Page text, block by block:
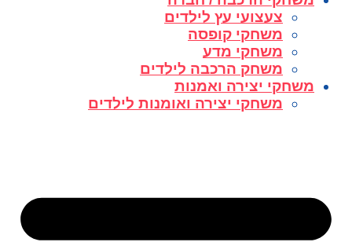
צעצועי עץ לילדים
משחקי קופסה
משחקי מדע
משחק הרכבה לילדים
משחקי יצירה ואמנות
משחקי יצירה ואומנות לילדים